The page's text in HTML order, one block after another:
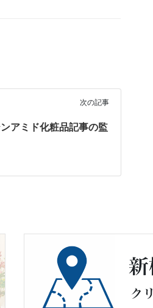
次の記事
アミド化粧品記事の監